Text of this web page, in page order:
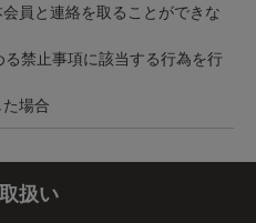
員と連絡を取ることができな
禁止事項に該当する行為を行
場合
扱い